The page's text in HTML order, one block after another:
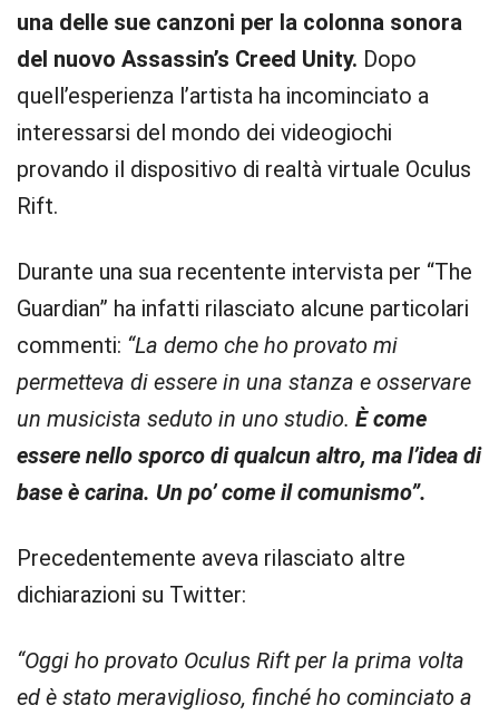
una delle sue canzoni per la colonna sonora
del nuovo Assassin’s Creed Unity. Dopo
quell’esperienza l’artista ha incominciato a
interessarsi del mondo dei videogiochi
provando il dispositivo di realtà virtuale Oculus
Rift.
Durante una sua recentente intervista per “The
Guardian” ha infatti rilasciato alcune particolari
commenti: “La demo che ho provato mi
permetteva di essere in una stanza e osservare
un musicista seduto in uno studio. È come
essere nello sporco di qualcun altro, ma l’idea di
base è carina. Un po’ come il comunismo”.
Precedentemente aveva rilasciato altre
dichiarazioni su Twitter:
“Oggi ho provato Oculus Rift per la prima volta
ed è stato meraviglioso, finché ho cominciato a